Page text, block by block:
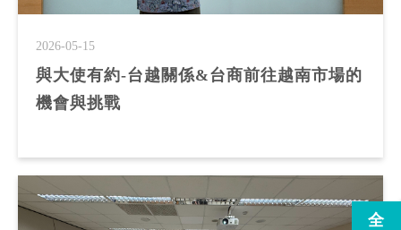
全
2026-05-15
與大使有約-台越關係&台商前往越南市場的
機會與挑戰